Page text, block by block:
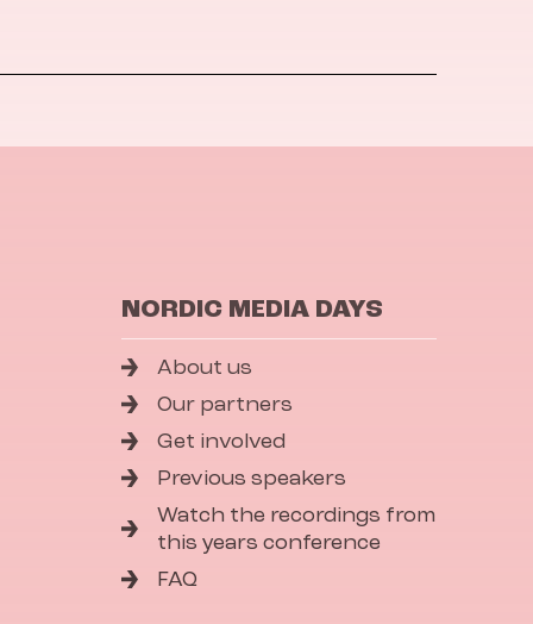
NORDIC MEDIA DAYS
About us
Our partners
Get involved
Previous speakers
Watch the recordings from
this years conference
FAQ